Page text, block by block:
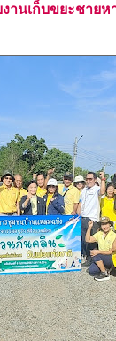
านเก็บขยะชายห